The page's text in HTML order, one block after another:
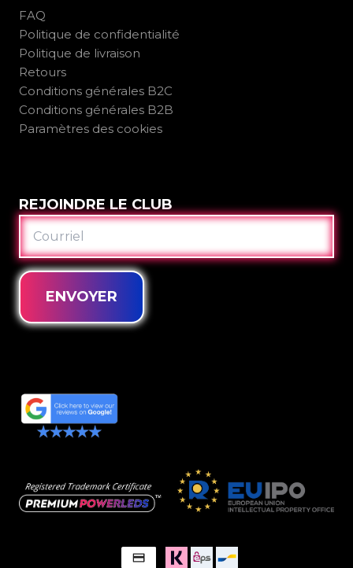
FAQ
Politique de confidentialité
Politique de livraison
Retours
Conditions générales B2C
Conditions générales B2B
Paramètres des cookies
REJOINDRE LE CLUB
COURRIEL
ENVOYER